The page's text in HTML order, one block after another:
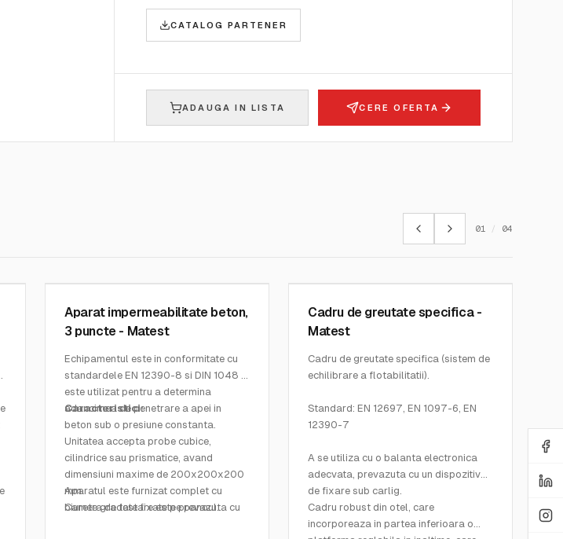
CATALOG PARTENER
ADAUGA IN LISTA CERE OFERTA
01 / 04
Aparat impermeabilitate beton,
3 puncte - Matest
Echipamentul este in conformitate cu
standardele EN 12390-8 si DIN 1048 si
este utilizat pentru a determina
adancimea de penetrare a apei in
beton sub o presiune constanta.
Caracteristici:
Unitatea accepta probe cubice,
cilindrice sau prismatice, avand
dimensiuni maxime de 200x200x200
mm.
Camera de testare este prevazuta cu
Aparatul este furnizat complet cu
biurete gradate fixate pe panoul
Cadru de greutate specifica -
Matest
Cadru de greutate specifica (sistem de
echilibrare a flotabilitatii).
Standard: EN 12697, EN 1097-6, EN
12390-7
A se utiliza cu o balanta electronica
adecvata, prevazuta cu un dispozitiv
de fixare sub carlig.
Cadru robust din otel, care
incorporeaza in partea inferioara o